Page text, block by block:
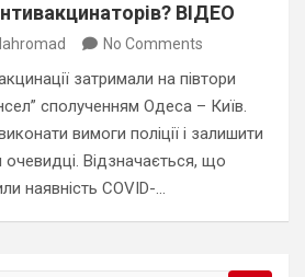
ВІДЕО
No Comments
затримали на півтори
сполученням Одеса – Київ.
вимоги поліції і залишити
Відзначається, що
наявність COVID-…